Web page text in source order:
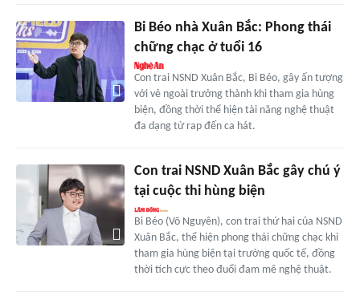
Bi Béo nhà Xuân Bắc: Phong thái
chững chạc ở tuổi 16
Con trai NSND Xuân Bắc, Bi Béo, gây ấn tượng
với vẻ ngoài trưởng thành khi tham gia hùng
biện, đồng thời thể hiện tài năng nghệ thuật
đa dạng từ rap đến ca hát.
Con trai NSND Xuân Bắc gây chú ý
tại cuộc thi hùng biện
Bi Béo (Võ Nguyên), con trai thứ hai của NSND
Xuân Bắc, thể hiện phong thái chững chạc khi
tham gia hùng biện tại trường quốc tế, đồng
thời tích cực theo đuổi đam mê nghệ thuật.